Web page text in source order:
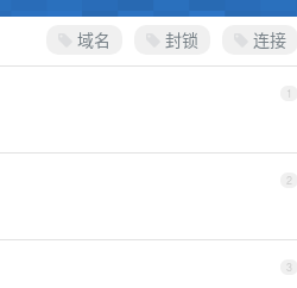
域名 封锁 连接
1
2
3